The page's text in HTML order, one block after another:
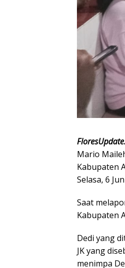
Mario
Kabupaten
Selasa, 6
Saat
Kabupaten
Dedi yang
JK yang
menimpa